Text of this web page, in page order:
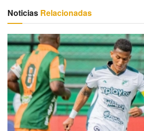
Noticias Relacionadas